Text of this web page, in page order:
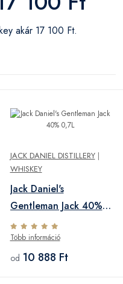
akár 17 100 Ft.
JACK DANIEL DISTILLERY|
WHISKEY
Jack Daniel's
Gentleman Jack 40%
0,7L
Több információ
od 10 888 Ft